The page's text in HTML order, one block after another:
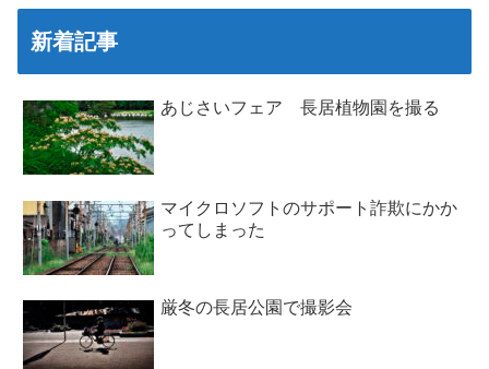
新着記事
あじさいフェア 長居植物園を撮る
マイクロソフトのサポート詐欺にかか
ってしまった
厳冬の長居公園で撮影会